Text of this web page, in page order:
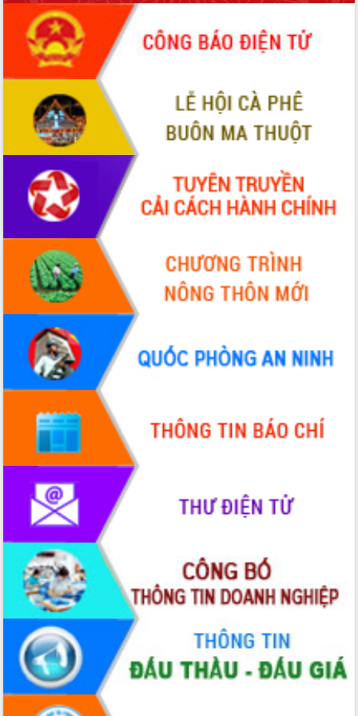
sầu riêng tại Đắk Lắk
Trình diễn nghệ thuật chế biến các
món ăn từ sầu riêng
Đắk Lắk công bố Quy hoạch và xúc
tiến đầu tư tỉnh
Ngành cá ngừ Đắk Lắk chủ động thích
ứng để giữ vững thị trường xuất khẩu
Diễn đàn Kinh tế tư nhân Việt Nam đột
phá cơ chế - Hợp tác công tư
Đề án 06 tạo bước ngoặt đột phá trong
cải cách hành chính tỉnh Đắk Lắk
Kết nối tour, đẩy mạnh chuyển đổi số
để phát triển du lịch Đắk Lắk
Khởi động Dự án Đầu tư xây dựng hạ
tầng kỹ thuật Cụm công nghiệp Tân
Tiến
Gặp mặt các cơ quan báo chí nhân Kỷ
niệm 101 năm Ngày Báo chí Cách
mạng Việt Nam
Đắk Lắk sơ kết 4 năm triển khai thực
hiện Đề án 06 của Chính phủ
Họp báo thông tin về Hội nghị Công bố
Quy hoạch và Xúc tiến đầu tư tỉnh Đắk
Khơi thông điểm nghẽn, đẩy nhanh
giải ngân vốn khắc phục thiên tai
HĐND tỉnh thông qua điều chỉnh Quy
hoạch tỉnh thời kỳ 2021-2030
Hội thảo góp ý hồ sơ điều chỉnh quy
hoạch tỉnh Đắk Lắk thời kỳ 2021-2030,
tầm nhìn đến năm 2050
Nâng cao hiệu quả hoạt động của các
doanh nghiệp nhà nước
Hội nghị triển khai kết nối mạng
truyền số liệu chuyên dùng phục vụ cơ
quan Đảng, Nhà nước
Lễ phát động chuỗi hoạt động chung
tay làm sạch môi trường
Xã Ea Kar bước chuyển mình trong
công tác cải cách hành chính mô hình